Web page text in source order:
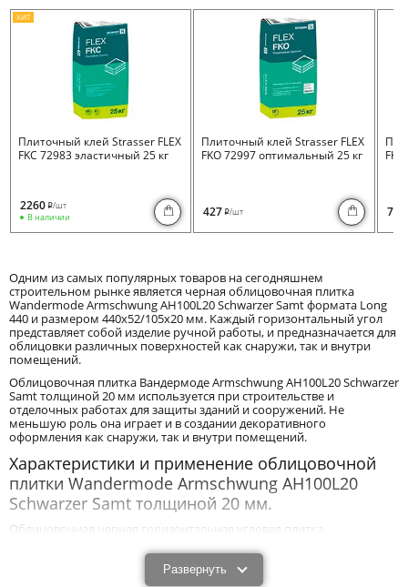
ХИТ
Плиточный клей Strasser FLEX
FKC 72983 эластичный 25 кг
2260 i/шт
В наличии
Плиточный клей Strasser FLEX
FKO 72997 оптимальный 25 кг
427 i/шт 730
Одним из самых популярных товаров на сегодняшнем
строительном рынке является черная облицовочная плитка
Wandermode Armschwung AH100L20 Schwarzer Samt формата Long
440 и размером 440x52/105x20 мм. Каждый горизонтальный угол
представляет собой изделие ручной работы, и предназначается для
облицовки различных поверхностей как снаружи, так и внутри
помещений.
Облицовочная плитка Вандермоде Armschwung AH100L20 Schwarzer
Samt толщиной 20 мм используется при строительстве и
отделочных работах для защиты зданий и сооружений. Не
меньшую роль она играет и в создании декоративного
оформления как снаружи, так и внутри помещений.
Характеристики и применение облицовочной
плитки Wandermode Armschwung AH100L20
Schwarzer Samt толщиной 20 мм.
Облицовочная черная горизонтальная угловая плитка
440x52/105x20 мм благодаря своим техническим и
эксплуатационным характеристикам эффективно защищает
постройки от механического воздействия и влияния негативных
Развернуть